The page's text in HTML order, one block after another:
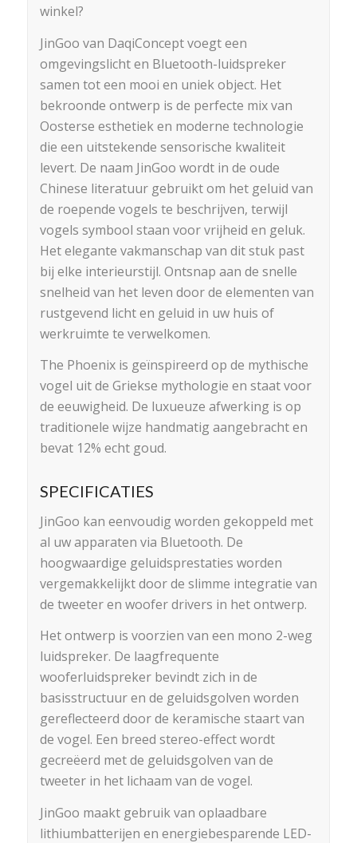
winkel?
JinGoo van DaqiConcept voegt een
omgevingslicht en Bluetooth-luidspreker
samen tot een mooi en uniek object. Het
bekroonde ontwerp is de perfecte mix van
Oosterse esthetiek en moderne technologie
die een uitstekende sensorische kwaliteit
levert. De naam JinGoo wordt in de oude
Chinese literatuur gebruikt om het geluid van
de roepende vogels te beschrijven, terwijl
vogels symbool staan voor vrijheid en geluk.
Het elegante vakmanschap van dit stuk past
bij elke interieurstijl. Ontsnap aan de snelle
snelheid van het leven door de elementen van
rustgevend licht en geluid in uw huis of
werkruimte te verwelkomen.
The Phoenix is geïnspireerd op de mythische
vogel uit de Griekse mythologie en staat voor
de eeuwigheid. De luxueuze afwerking is op
traditionele wijze handmatig aangebracht en
bevat 12% echt goud.
SPECIFICATIES
JinGoo kan eenvoudig worden gekoppeld met
al uw apparaten via Bluetooth. De
hoogwaardige geluidsprestaties worden
vergemakkelijkt door de slimme integratie van
de tweeter en woofer drivers in het ontwerp.
Het ontwerp is voorzien van een mono 2-weg
luidspreker. De laagfrequente
wooferluidspreker bevindt zich in de
basisstructuur en de geluidsgolven worden
gereflecteerd door de keramische staart van
de vogel. Een breed stereo-effect wordt
gecreëerd met de geluidsgolven van de
tweeter in het lichaam van de vogel.
JinGoo maakt gebruik van oplaadbare
lithiumbatterijen en energiebesparende LED-